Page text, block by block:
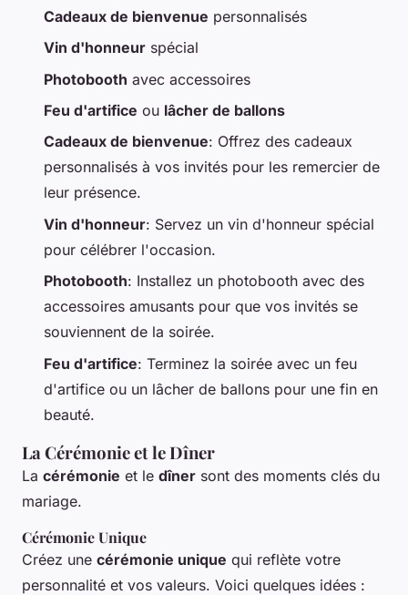
Cadeaux de bienvenue personnalisés
Vin d'honneur spécial
Photobooth avec accessoires
Feu d'artifice ou lâcher de ballons
Cadeaux de bienvenue: Offrez des cadeaux
personnalisés à vos invités pour les remercier de
leur présence.
Vin d'honneur: Servez un vin d'honneur spécial
pour célébrer l'occasion.
Photobooth: Installez un photobooth avec des
accessoires amusants pour que vos invités se
souviennent de la soirée.
Feu d'artifice: Terminez la soirée avec un feu
d'artifice ou un lâcher de ballons pour une fin en
beauté.
La Cérémonie et le Dîner
La cérémonie et le dîner sont des moments clés du
mariage.
Cérémonie Unique
Créez une cérémonie unique qui reflète votre
personnalité et vos valeurs. Voici quelques idées :